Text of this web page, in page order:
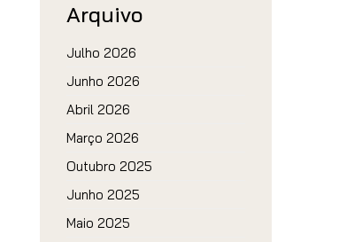
Arquivo
Julho 2026
Junho 2026
Abril 2026
Março 2026
Outubro 2025
Junho 2025
Maio 2025